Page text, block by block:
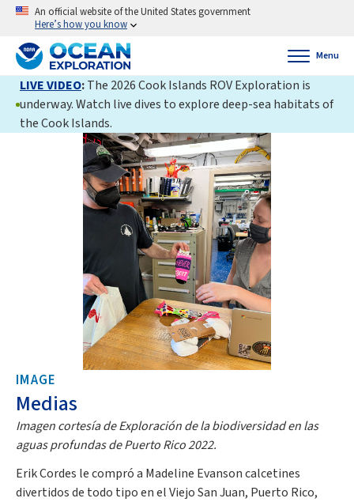
An official website of the United States government
Here’s how you know
Menu
LIVE VIDEO:The 2026 Cook Islands ROV Exploration is
underway. Watch live dives to explore deep-sea habitats of
the Cook Islands.
IMAGE
Medias
Imagen cortesía de Exploración de la biodiversidad en las
aguas profundas de Puerto Rico 2022.
Erik Cordes le compró a Madeline Evanson calcetines
divertidos de todo tipo en el Viejo San Juan, Puerto Rico,